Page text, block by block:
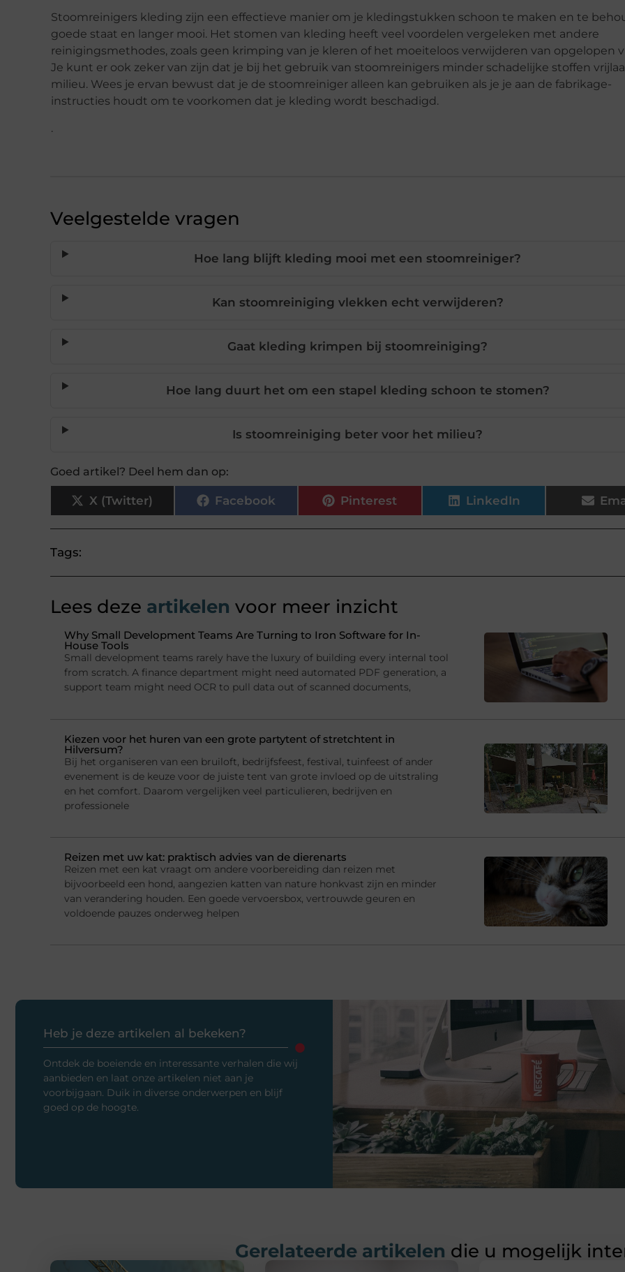
Stoomreinigers kleding zijn een effectieve manier om je kledingstukken schoon te maken en te
goede staat en langer mooi. Het stomen van kleding heeft veel voordelen vergeleken met andere
reinigingsmethodes, zoals geen krimping van je kleren of het moeiteloos verwijderen van opgelopen
Je kunt er ook zeker van zijn dat je bij het gebruik van stoomreinigers minder schadelijke stoffen
milieu. Wees je ervan bewust dat je de stoomreiniger alleen kan gebruiken als je je aan de fabrikage-
instructies houdt om te voorkomen dat je kleding wordt beschadigd.
.
Veelgestelde vragen
Hoe lang blijft kleding mooi met een stoomreiniger?
Kan stoomreiniging vlekken echt verwijderen?
Gaat kleding krimpen bij stoomreiniging?
Hoe lang duurt het om een stapel kleding schoon te stomen?
Is stoomreiniging beter voor het milieu?
Goed artikel? Deel hem dan op:
X (Twitter) Facebook Pinterest LinkedIn
Tags:
Lees deze artikelen voor meer inzicht
Why Small Development Teams Are Turning to Iron Software for In-
House Tools
Small development teams rarely have the luxury of building every internal tool
from scratch. A finance department might need automated PDF generation, a
support team might need OCR to pull data out of scanned documents,
Kiezen voor het huren van een grote partytent of stretchtent in
Hilversum?
Bij het organiseren van een bruiloft, bedrijfsfeest, festival, tuinfeest of ander
evenement is de keuze voor de juiste tent van grote invloed op de uitstraling
en het comfort. Daarom vergelijken veel particulieren, bedrijven en
professionele
Reizen met uw kat: praktisch advies van de dierenarts
Reizen met een kat vraagt om andere voorbereiding dan reizen met
bijvoorbeeld een hond, aangezien katten van nature honkvast zijn en minder
van verandering houden. Een goede vervoersbox, vertrouwde geuren en
voldoende pauzes onderweg helpen
Heb je deze artikelen al bekeken?
Ontdek de boeiende en interessante verhalen die wij
aanbieden en laat onze artikelen niet aan je
voorbijgaan. Duik in diverse onderwerpen en blijf
goed op de hoogte.
Gerelateerde artikelen die u mogelijk